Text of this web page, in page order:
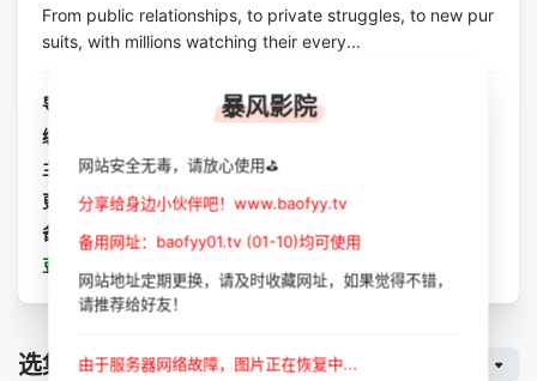
From public relationships, to private struggles, to new pur
suits, with millions watching their every...
导演：
编剧：
主演： 暂无
更新： 2023-10-11
备注： 更新至10集
豆瓣：
选集播放 暴风云
暴风影院
网站安全无毒，请放心使用⛳
分享给身边小伙伴吧！www.baofyy.tv
备用网址：baofyy01.tv (01-10)均可使用
网站地址定期更换，请及时收藏网址，如果觉得不错，
请推荐给好友！
由于服务器网络故障，图片正在恢复中...